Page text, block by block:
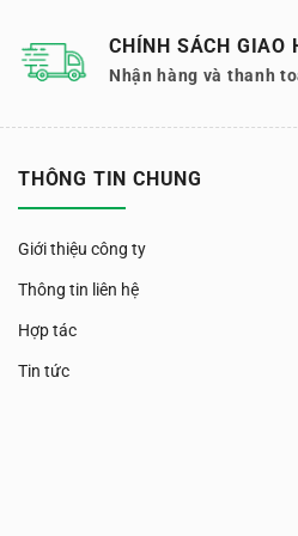
CHÍNH SÁCH GIAO
Nhận hàng và thanh
THÔNG TIN CHUNG
Giới thiệu công ty
Thông tin liên hệ
Hợp tác
Tin tức